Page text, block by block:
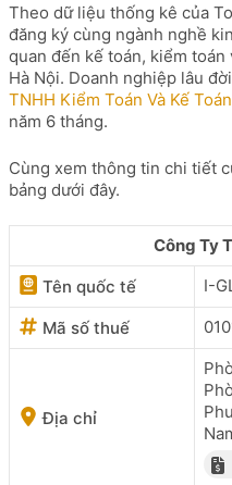
Theo dữ liệu thống kê của
đăng ký cùng ngành nghề
quan đến kế toán, kiểm
Hà Nội. Doanh nghiệp lâu
TNHH Kiểm Toán Và Kế
năm 6 tháng.
Cùng xem thông tin chi tiết
bảng dưới đây.
Công Ty
Tên quốc tế
I-
Mã số thuế
Địa chỉ